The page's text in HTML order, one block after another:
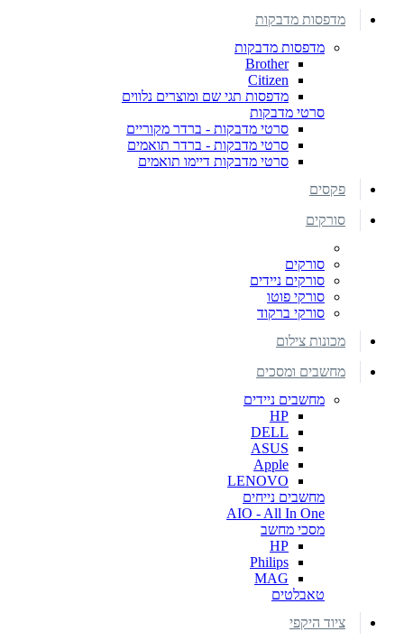
מדפסות מדבקות
מדפסות מדבקות
Brother
Citizen
מדפסות תגי שם ומוצרים נלווים
סרטי מדבקות
סרטי מדבקות - ברדר מקוריים
סרטי מדבקות - ברדר תואמים
סרטי מדבקות דיימו תואמים
פקסים
סורקים
סורקים
סורקים ניידים
סורקי פוטו
סורקי ברקוד
מכונות צילום
מחשבים ומסכים
מחשבים ניידים
HP
DELL
ASUS
Apple
LENOVO
מחשבים נייחים
AIO - All In One
מסכי מחשב
HP
Philips
MAG
טאבלטים
ציוד היקפי